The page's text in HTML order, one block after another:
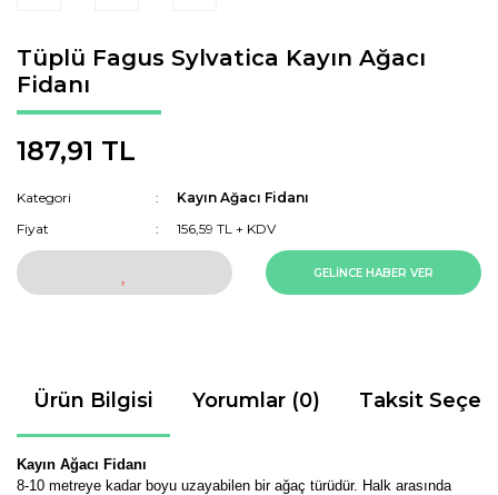
Tüplü Fagus Sylvatica Kayın Ağacı
Fidanı
187,91 TL
Kategori
Kayın Ağacı Fidanı
Fiyat
156,59 TL + KDV
GELİNCE HABER VER
Ürün Bilgisi Yorumlar (0) Taksit
Kayın Ağacı Fidanı
8-10 metreye kadar boyu uzayabilen bir ağaç türüdür. Halk arasında